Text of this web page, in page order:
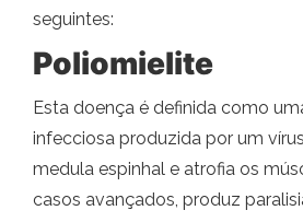
seguintes:
Poliomielite
Esta doença é definida como
infecciosa produzida por um
medula espinhal e atrofia os
casos avançados, produz